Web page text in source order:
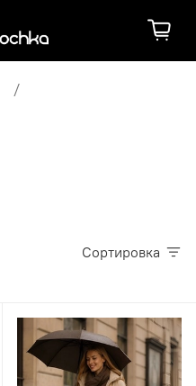
Сортировка